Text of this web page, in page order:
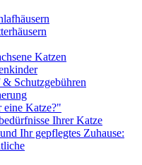
Katzen
Schutzgebühren
eine Katze?"
Ihrer Katze
Ihr gepflegtes Zuhause: